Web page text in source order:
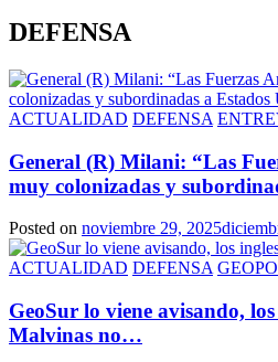
DEFENSA
ACTUALIDAD DEFENSA
General (R) Milani: “Las
muy colonizadas y
Posted on noviembre 29, 2025
ACTUALIDAD DEFENSA
GeoSur lo viene avisando,
Malvinas no…